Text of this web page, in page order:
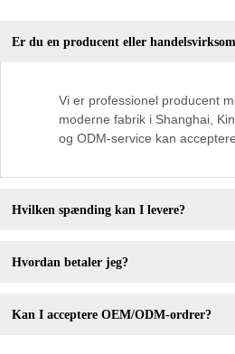
Er du en producent eller
Vi er professionel producent
moderne fabrik i Shanghai,
og ODM-service kan
Hvilken spænding kan I levere?
Hvordan betaler jeg?
Kan I acceptere OEM/ODM-ordrer?